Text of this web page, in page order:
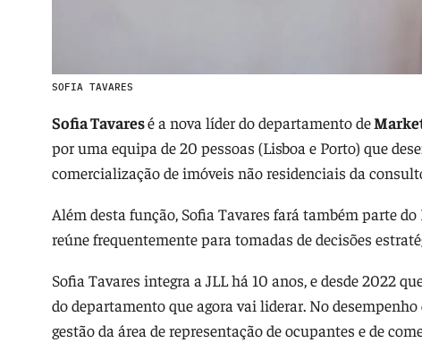
SOFIA TAVARES
Sofia Tavaresé a nova líder do departamento de
por uma equipa de 20 pessoas (Lisboa e Porto) que
comercialização de imóveis não residenciais da
Além desta função, Sofia Tavares fará também parte
reúne frequentemente para tomadas de decisões
Sofia Tavares integra a JLL há 10 anos, e desde 2022
do departamento que agora vai liderar. No
gestão da área de representação de ocupantes e de